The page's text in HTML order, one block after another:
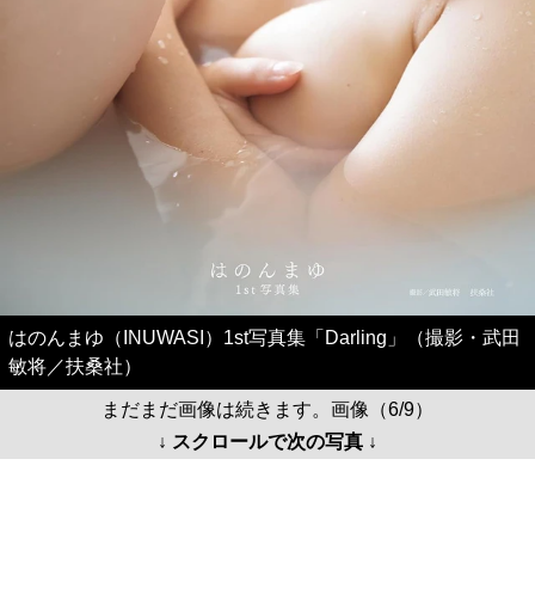
はのんまゆ（INUWASI）1st写真集「Darling」（撮影・武田
敏将／扶桑社）
まだまだ画像は続きます。画像（6/9）
↓ スクロールで次の写真 ↓